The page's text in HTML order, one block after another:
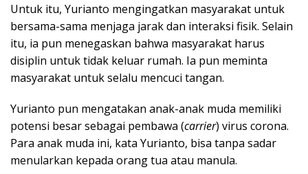
Untuk itu, Yurianto mengingatkan masyarakat untuk
bersama-sama menjaga jarak dan interaksi fisik. Selain
itu, ia pun menegaskan bahwa masyarakat harus
disiplin untuk tidak keluar rumah. Ia pun meminta
masyarakat untuk selalu mencuci tangan.
Yurianto pun mengatakan anak-anak muda memiliki
potensi besar sebagai pembawa (carrier) virus corona.
Para anak muda ini, kata Yurianto, bisa tanpa sadar
menularkan kepada orang tua atau manula.